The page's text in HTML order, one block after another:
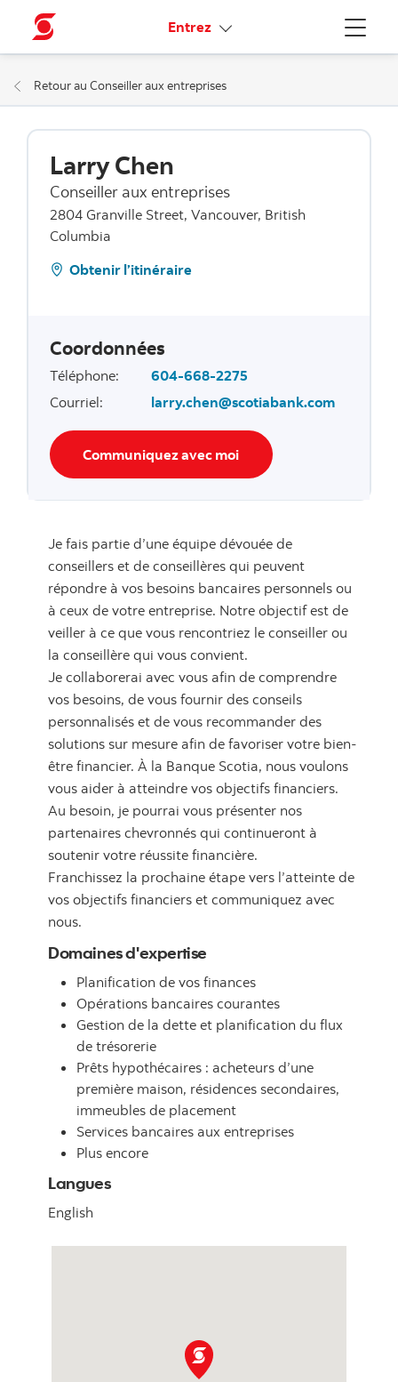
Menu
Entrez Liens connexes
Retour au Conseiller aux entreprises
Larry Chen
Conseiller aux entreprises
2804 Granville Street, Vancouver, British
Columbia
Obtenir l’itinéraire
Coordonnées
Téléphone:
604-668-2275
Courriel: larry.chen@scotiabank.com
Communiquez avec moi
Je fais partie d’une équipe dévouée de
conseillers et de conseillères qui peuvent
répondre à vos besoins bancaires personnels ou
à ceux de votre entreprise. Notre objectif est de
veiller à ce que vous rencontriez le conseiller ou
la conseillère qui vous convient.
Je collaborerai avec vous afin de comprendre
vos besoins, de vous fournir des conseils
personnalisés et de vous recommander des
solutions sur mesure afin de favoriser votre bien-
être financier. À la Banque Scotia, nous voulons
vous aider à atteindre vos objectifs financiers.
Au besoin, je pourrai vous présenter nos
partenaires chevronnés qui continueront à
soutenir votre réussite financière.
Franchissez la prochaine étape vers l’atteinte de
vos objectifs financiers et communiquez avec
nous.
Domaines d'expertise
Planification de vos finances
Opérations bancaires courantes
Gestion de la dette et planification du flux
de trésorerie
Prêts hypothécaires : acheteurs d’une
première maison, résidences secondaires,
immeubles de placement
Services bancaires aux entreprises
Plus encore
Langues
English